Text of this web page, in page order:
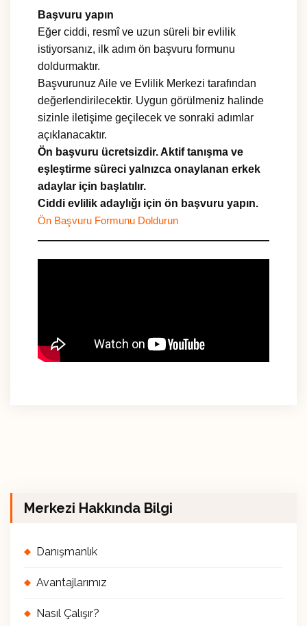
Başvuru yapın
Eğer ciddi, resmî ve uzun süreli bir evlilik
istiyorsanız, ilk adım ön başvuru formunu
doldurmaktır.
Başvurunuz Aile ve Evlilik Merkezi tarafından
değerlendirilecektir. Uygun görülmeniz halinde
sizinle iletişime geçilecek ve sonraki adımlar
açıklanacaktır.
Ön başvuru ücretsizdir. Aktif tanışma ve
eşleştirme süreci yalnızca onaylanan erkek
adaylar için başlatılır.
Ciddi evlilik adaylığı için ön başvuru yapın.
Ön Başvuru Formunu Doldurun
Merkezi Hakkında Bilgi
Danışmanlık
Avantajlarımız
Nasıl Çalışır?